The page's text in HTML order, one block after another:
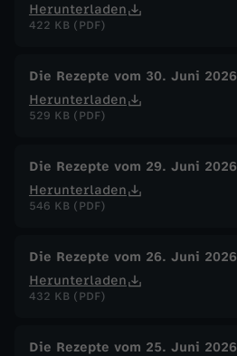
Herunterladen
422 KB (PDF)
Die Rezepte vom 30. Juni 2026
Herunterladen
529 KB (PDF)
Die Rezepte vom 29. Juni 2026
Herunterladen
546 KB (PDF)
Die Rezepte vom 26. Juni 2026
Herunterladen
432 KB (PDF)
Die Rezepte vom 25. Juni 2026